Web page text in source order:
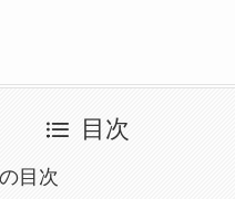
目次
目次